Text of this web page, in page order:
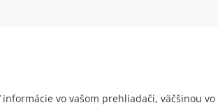
vo vašom prehliadači, väčšinou